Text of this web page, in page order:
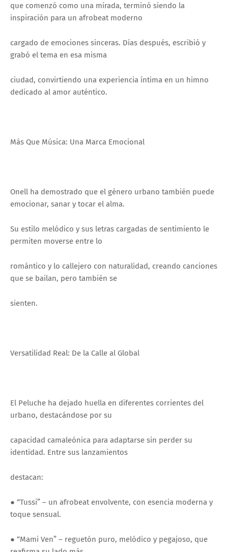
que comenzó como una mirada, terminó siendo la
inspiración para un afrobeat moderno
cargado de emociones sinceras. Días después, escribió y
grabó el tema en esa misma
ciudad, convirtiendo una experiencia íntima en un himno
dedicado al amor auténtico.
Más Que Música: Una Marca Emocional
Onell ha demostrado que el género urbano también puede
emocionar, sanar y tocar el alma.
Su estilo melódico y sus letras cargadas de sentimiento le
permiten moverse entre lo
romántico y lo callejero con naturalidad, creando canciones
que se bailan, pero también se
sienten.
Versatilidad Real: De la Calle al Global
El Peluche ha dejado huella en diferentes corrientes del
urbano, destacándose por su
capacidad camaleónica para adaptarse sin perder su
identidad. Entre sus lanzamientos
destacan:
● “Tussi” – un afrobeat envolvente, con esencia moderna y
toque sensual.
● “Mami Ven” – reguetón puro, melódico y pegajoso, que